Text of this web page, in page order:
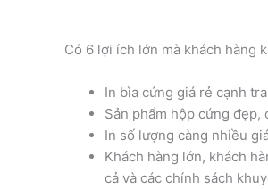
Có 6 lợi ích lớn mà khách hàng
In bìa cứng giá rẻ cạnh
Sản phẩm hộp cứng đẹp,
In số lượng càng nhiều
Khách hàng lớn, khách
cả và các chính sách